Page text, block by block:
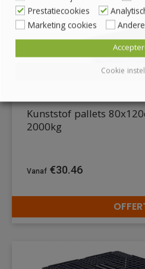
Kunststof pallets
2000kg
€30.46
Prestatiecookies
Marketing cookies
Cookie